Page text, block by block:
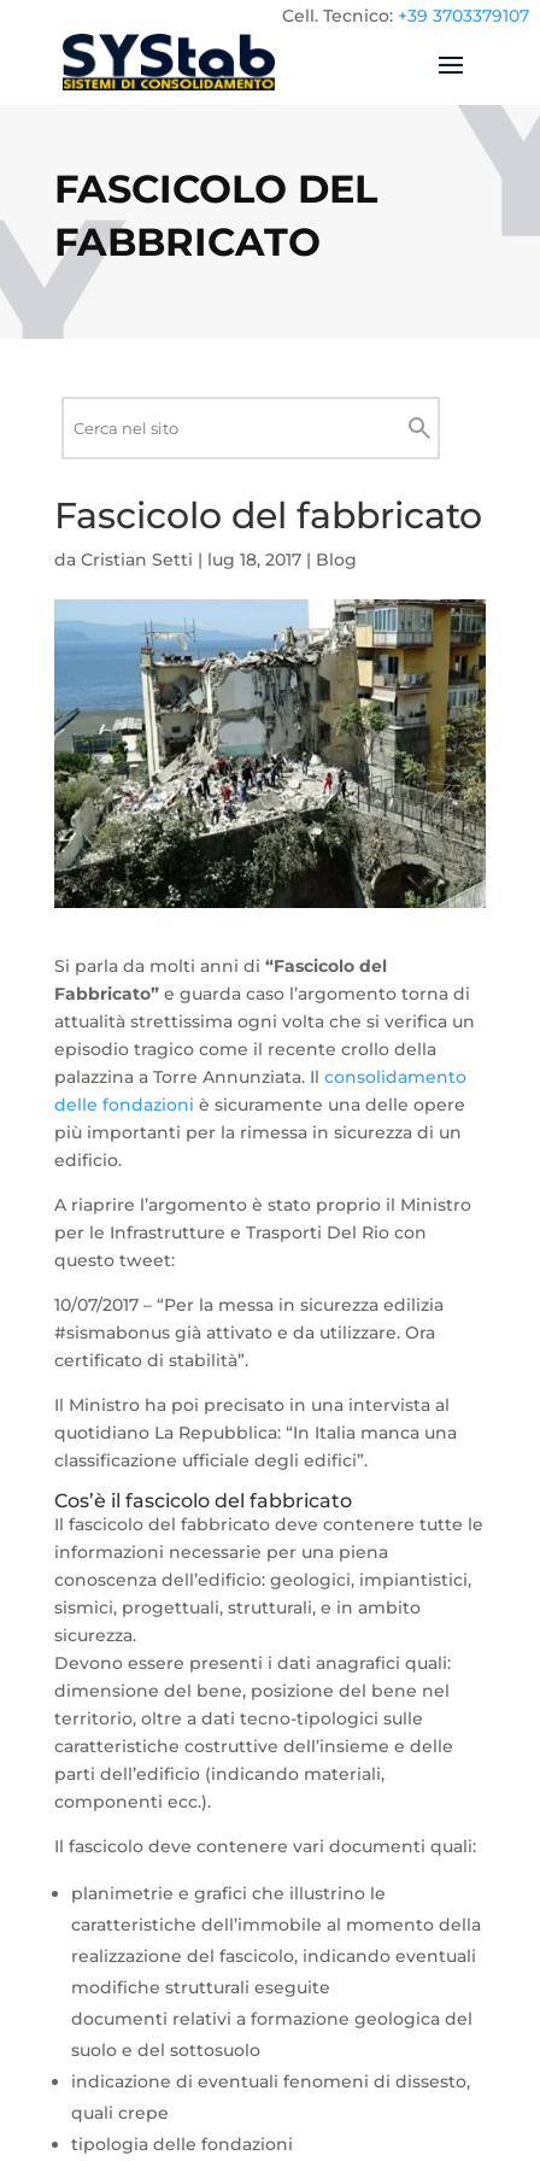
Cell. Tecnico: +39 3703379107
FASCICOLO DEL
FABBRICATO
sito
Cerca
Fascicolo del fabbricato
da Cristian Setti | lug 18, 2017| Blog
Si parla da molti anni di “Fascicolo del
Fabbricato”e guarda caso l’argomento torna di
attualità strettissima ogni volta che si verifica un
episodio tragico come il recente crollo della
palazzina a Torre Annunziata. Il consolidamento
delle fondazioni è sicuramente una delle opere
più importanti per la rimessa in sicurezza di un
edificio.
A riaprire l’argomento è stato proprio il Ministro
per le Infrastrutture e Trasporti Del Rio con
questo tweet:
10/07/2017 – “Per la messa in sicurezza edilizia
#sismabonus già attivato e da utilizzare. Ora
certificato di stabilità”.
Il Ministro ha poi precisato in una intervista al
quotidiano La Repubblica: “In Italia manca una
classificazione ufficiale degli edifici”.
Cos’è il fascicolo del fabbricato
Il fascicolo del fabbricato deve contenere tutte le
informazioni necessarie per una piena
conoscenza dell’edificio: geologici, impiantistici,
sismici, progettuali, strutturali, e in ambito
sicurezza.
Devono essere presenti i dati anagrafici quali:
dimensione del bene, posizione del bene nel
territorio, oltre a dati tecno-tipologici sulle
caratteristiche costruttive dell’insieme e delle
parti dell’edificio (indicando materiali,
componenti ecc.).
Il fascicolo deve contenere vari documenti quali:
planimetrie e grafici che illustrino le
caratteristiche dell’immobile al momento della
realizzazione del fascicolo, indicando eventuali
modifiche strutturali eseguite
documenti relativi a formazione geologica del
suolo e del sottosuolo
indicazione di eventuali fenomeni di dissesto,
quali crepe
tipologia delle fondazioni